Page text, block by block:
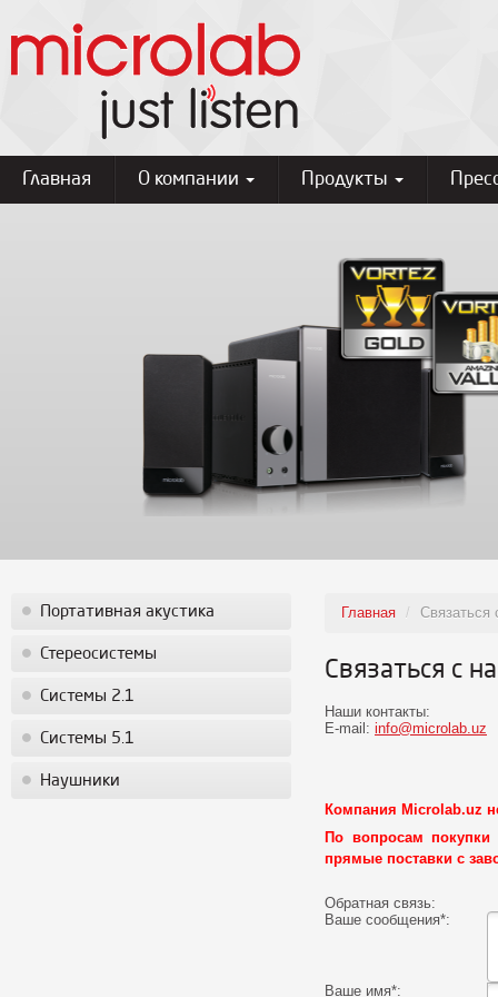
Главная О компании Продукты
Портативная акустика
Стереосистемы
Системы 2.1
Системы 5.1
Наушники
Главная / Связаться
Связаться с
Наши контакты:
E-mail: info@microlab.uz
Компания Microlab.uz
По вопросам
прямые поставки с
Обратная связь:
Ваше сообщения*:
Ваше имя*: